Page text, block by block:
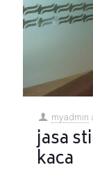
myadmin
jasa
kaca